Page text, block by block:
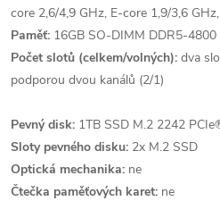
core 2,6/4,9 GHz, E-core 1,9/3,6
Paměť: 16GB SO-DIMM DDR5-4800
Počet slotů (celkem/volných): dva
podporou dvou kanálů (2/1)
Pevný disk: 1TB SSD M.2 2242
Sloty pevného disku: 2x M.2 SSD
Optická mechanika: ne
Čtečka paměťových karet: ne